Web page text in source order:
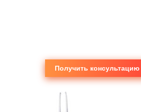
Получить консультацию